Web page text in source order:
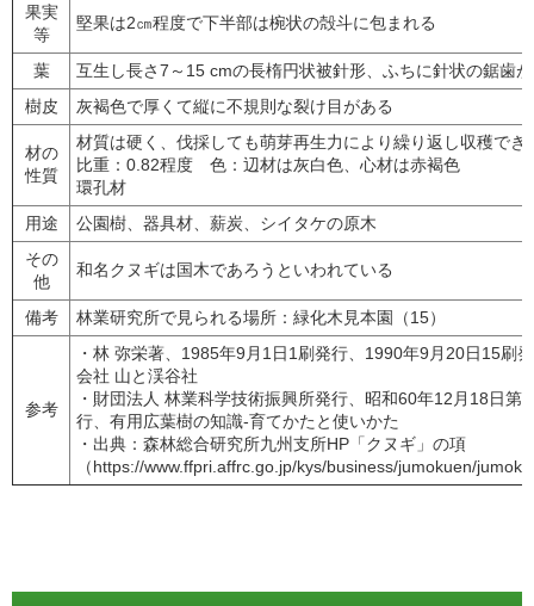
果実
等
堅果は2㎝程度で下半部は椀状の殻斗に包まれる
葉
互生し長さ7～15 cmの長楕円状被針形、ふちに針状の鋸歯
樹皮
灰褐色で厚くて縦に不規則な裂け目がある
材の
性質
材質は硬く、伐採しても萌芽再生力により繰り返し収穫でき
比重：0.82程度 色：辺材は灰白色、心材は赤褐色
環孔材
用途
公園樹、器具材、薪炭、シイタケの原木
その
他
和名クヌギは国木であろうといわれている
備考 林業研究所で見られる場所：緑化木見本園（15）
参考
・林 弥栄著、1985年9月1日1刷発行、1990年9月20日15刷
会社 山と渓谷社
・財団法人 林業科学技術振興所発行、昭和60年12月18日
行、有用広葉樹の知識-育てかたと使いかた
・出典：森林総合研究所九州支所HP「クヌギ」の項
（https://www.ffpri.affrc.go.jp/kys/business/jumokuen/